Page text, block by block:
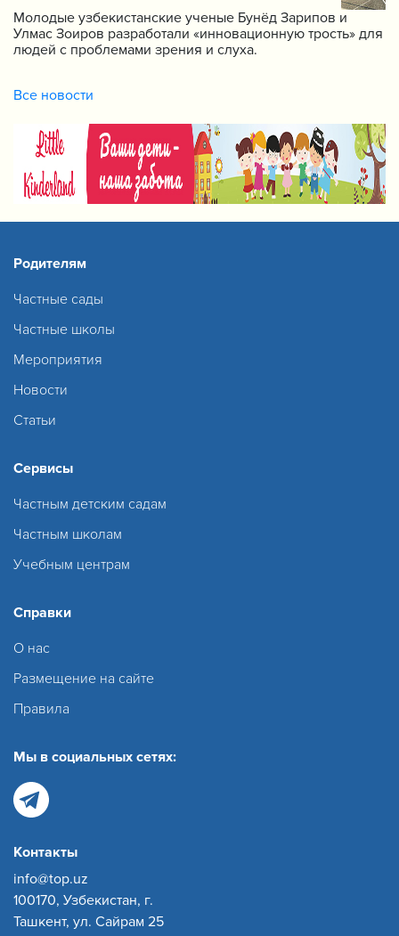
Молодые узбекистанские ученые Бунёд Зарипов и
Улмас Зоиров разработали «инновационную трость» для
людей с проблемами зрения и слуха.
Все новости
Родителям
Частные сады
Частные школы
Мероприятия
Новости
Статьи
Сервисы
Частным детским садам
Частным школам
Учебным центрам
Справки
О нас
Размещение на сайте
Правила
Мы в социальных сетях:
Контакты
info@top.uz
100170, Узбекистан, г.
Ташкент, ул. Сайрам 25